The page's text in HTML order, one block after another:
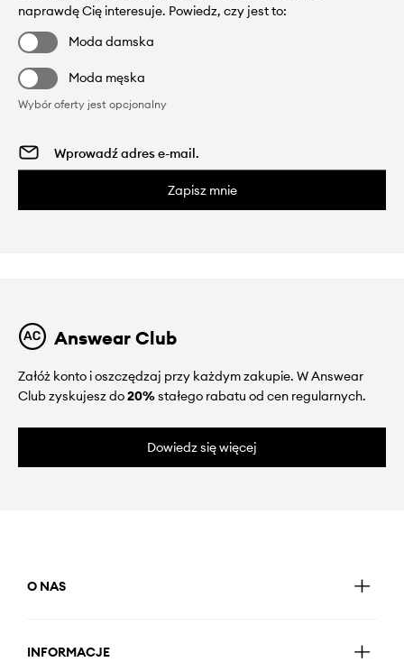
naprawdę Cię interesuje. Powiedz, czy jest to:
Moda damska
Moda męska
Wybór oferty jest opcjonalny
Zapisz mnie
Answear Club
Załóż konto i oszczędzaj przy każdym zakupie. W Answear
Club zyskujesz do20%stałego rabatu od cen regularnych.
Dowiedz się więcej
O NAS
INFORMACJE